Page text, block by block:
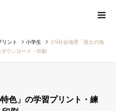
リント 小学生
小5社会地理「国土の地
ウンロード・印刷
色」の学習プリント・練